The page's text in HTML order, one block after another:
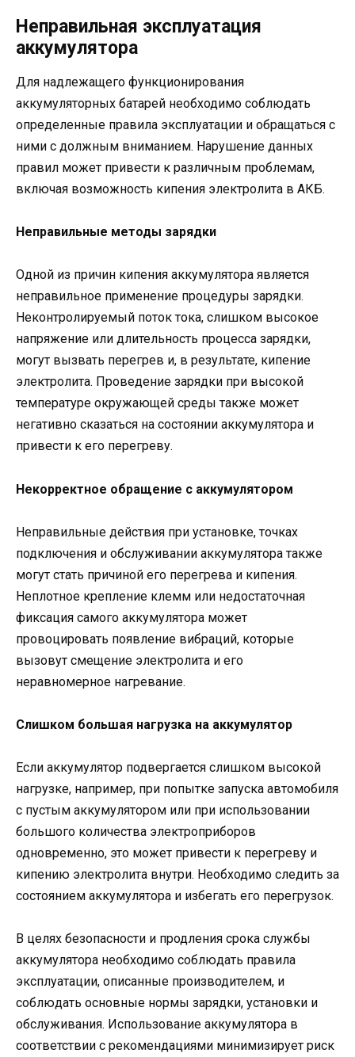
Неправильная эксплуатация
аккумулятора
Для надлежащего функционирования
аккумуляторных батарей необходимо соблюдать
определенные правила эксплуатации и обращаться с
ними с должным вниманием. Нарушение данных
правил может привести к различным проблемам,
включая возможность кипения электролита в АКБ.
Неправильные методы зарядки
Одной из причин кипения аккумулятора является
неправильное применение процедуры зарядки.
Неконтролируемый поток тока, слишком высокое
напряжение или длительность процесса зарядки,
могут вызвать перегрев и, в результате, кипение
электролита. Проведение зарядки при высокой
температуре окружающей среды также может
негативно сказаться на состоянии аккумулятора и
привести к его перегреву.
Некорректное обращение с аккумулятором
Неправильные действия при установке, точках
подключения и обслуживании аккумулятора также
могут стать причиной его перегрева и кипения.
Неплотное крепление клемм или недостаточная
фиксация самого аккумулятора может
провоцировать появление вибраций, которые
вызовут смещение электролита и его
неравномерное нагревание.
Слишком большая нагрузка на аккумулятор
Если аккумулятор подвергается слишком высокой
нагрузке, например, при попытке запуска автомобиля
с пустым аккумулятором или при использовании
большого количества электроприборов
одновременно, это может привести к перегреву и
кипению электролита внутри. Необходимо следить за
состоянием аккумулятора и избегать его перегрузок.
В целях безопасности и продления срока службы
аккумулятора необходимо соблюдать правила
эксплуатации, описанные производителем, и
соблюдать основные нормы зарядки, установки и
обслуживания. Использование аккумулятора в
соответствии с рекомендациями минимизирует риск